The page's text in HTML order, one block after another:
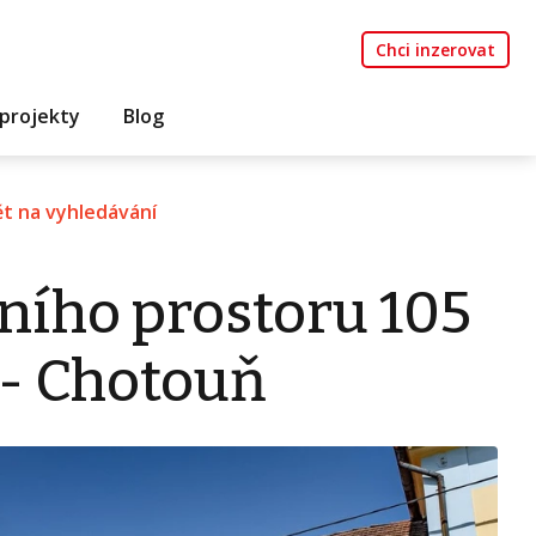
Chci inzerovat
Blog
na vyhledávání
prostoru 105
Chotouň